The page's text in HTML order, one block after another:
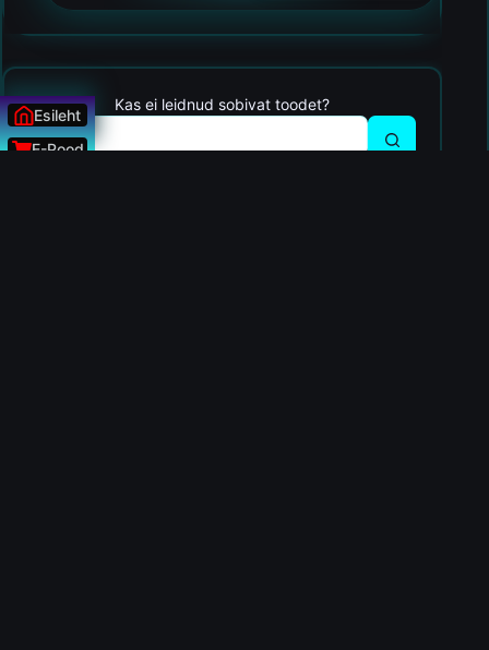
Kas ei leidnud sobivat toodet?
Esileht
E-Pood